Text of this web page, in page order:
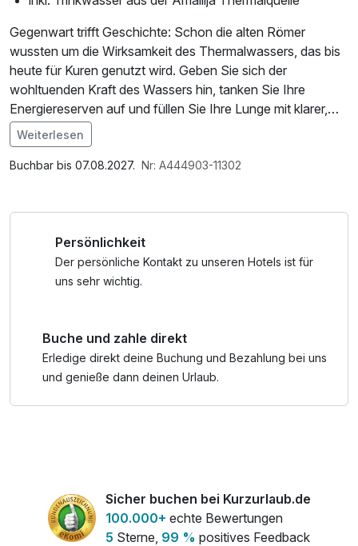
Gegenwart trifft Geschichte: Schon die alten Römer
wussten um die Wirksamkeit des Thermalwassers, das bis
heute für Kuren genutzt wird. Geben Sie sich der
wohltuenden Kraft des Wassers hin, tanken Sie Ihre
Energiereserven auf und füllen Sie Ihre Lunge mit klarer,
frischer Luft. Entspannen Sie in den Pools, die antiken
Bädern nachempfunden sind.
Weiterlesen
Buchbar bis 07.08.2027. Nr: A444903-11302
Persönlichkeit
Der persönliche Kontakt zu unseren Hotels ist für
uns sehr wichtig.
Buche und zahle direkt
Erledige direkt deine Buchung und Bezahlung bei uns
und genieße dann deinen Urlaub.
Sicher buchen bei Kurzurlaub.de
100.000+ echte Bewertungen
5 Sterne, 99 % positives Feedback